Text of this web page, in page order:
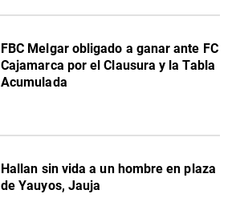
FBC Melgar obligado a ganar ante FC
Cajamarca por el Clausura y la Tabla
Acumulada
Hallan sin vida a un hombre en plaza
de Yauyos, Jauja